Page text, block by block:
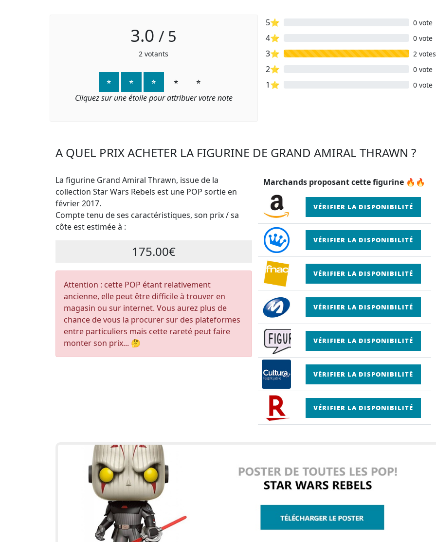
3.0 / 5
2 votants
⭐ ⭐ ⭐ ⭐ ⭐
Cliquez sur une étoile pour attribuer votre note
5⭐ 0 vote
4⭐ 0 vote
3⭐ 2 votes
2⭐ 0 vote
1⭐ 0 vote
A QUEL PRIX ACHETER LA FIGURINE DE GRAND AMIRAL THRAWN ?
La figurine Grand Amiral Thrawn, issue de la
collection Star Wars Rebels est une POP sortie en
février 2017.
Compte tenu de ses caractéristiques, son prix / sa
côte est estimée à :
175.00€
Attention : cette POP étant relativement
ancienne, elle peut être difficile à trouver en
magasin ou sur internet. Vous aurez plus de
chance de vous la procurer sur des plateformes
entre particuliers mais cette rareté peut faire
monter son prix... 🤔
Marchands proposant cette figurine 🔥🔥
VÉRIFIER LA DISPONIBILITÉ
VÉRIFIER LA DISPONIBILITÉ
VÉRIFIER LA DISPONIBILITÉ
VÉRIFIER LA DISPONIBILITÉ
VÉRIFIER LA DISPONIBILITÉ
VÉRIFIER LA DISPONIBILITÉ
VÉRIFIER LA DISPONIBILITÉ